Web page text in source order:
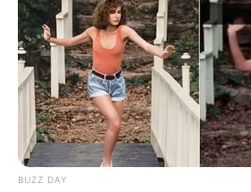
BUZZ DAY